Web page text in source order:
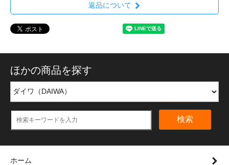
返品について
ほかの商品を探す
検索
ホーム